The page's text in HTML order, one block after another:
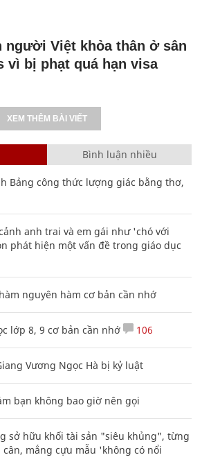
người Việt khỏa thân ở sân
vì bị phạt quá hạn visa
XEM THÊM BÀI VIẾT
Bình luận nhiều
Bảng công thức lượng giác bằng thơ,
anh trai và em gái như 'chó với
phát hiện một vấn đề trong giáo dục
nguyên hàm cơ bản cần nhớ
lớp 8, 9 cơ bản cần nhớ 106
Vương Ngọc Hà bị kỷ luật
bạn không bao giờ nên gọi
sở hữu khối tài sản "siêu khủng", từng
mắng cựu mẫu 'không có nổi